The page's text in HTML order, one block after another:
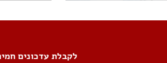
לקבלת עדכונים